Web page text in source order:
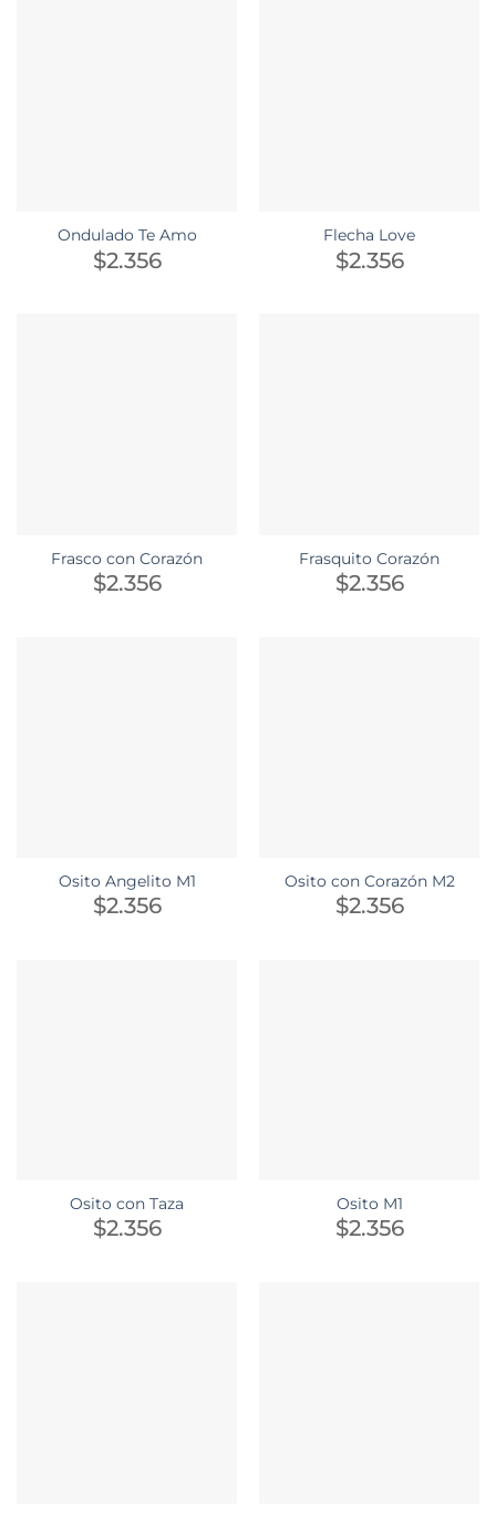
Ondulado Te Amo
$2.356
Flecha Love
$2.356
Frasco con Corazón
$2.356
Frasquito Corazón
$2.356
Osito Angelito M1
$2.356
Osito con Corazón M2
$2.356
Osito con Taza
$2.356
Osito M1
$2.356